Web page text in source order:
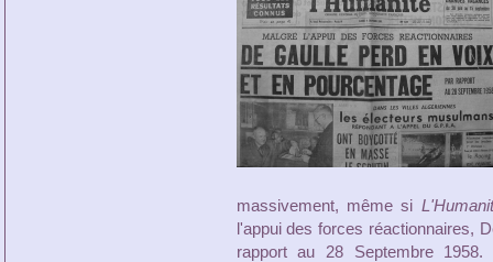
massivement, même si
l'appui des forces réactionnaires,
rapport au 28 Septembre